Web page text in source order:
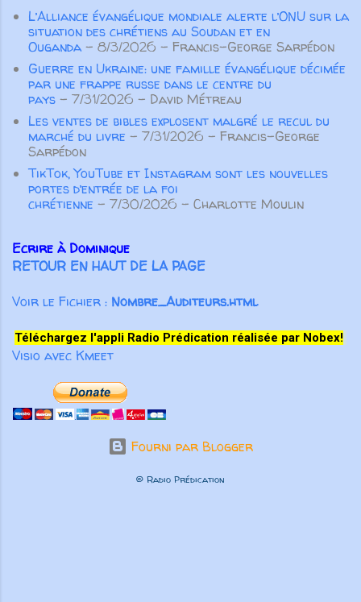
manière inconsidérée ou vaine, ou
de colporter des médisances ou
des mensonges, mais surtout de
prononcer des paroles qui
participeront à la croissance
spirituelle des autres croyants. Pas
seulement des paroles aimables qui
“font du bien au corps”, m...
L’Alliance évangélique mondiale alerte l’ONU sur la
situation des chrétiens au Soudan et en
Ouganda - 8/3/2026 - Francis-George Sarpédon
Guerre en Ukraine: une famille évangélique décimée
par une frappe russe dans le centre du
pays - 7/31/2026 - David Métreau
Les ventes de bibles explosent malgré le recul du
marché du livre - 7/31/2026 - Francis-George
Sarpédon
TikTok, YouTube et Instagram sont les nouvelles
portes d’entrée de la foi
chrétienne - 7/30/2026 - Charlotte Moulin
Ecrire à Dominique
RETOUR EN HAUT DE LA PAGE
Voir le Fichier : Nombre_Auditeurs.html
Téléchargez l'appli Radio Prédication réalisée par Nobex!
Visio avec Kmeet
Fourni par Blogger
© Radio Prédication